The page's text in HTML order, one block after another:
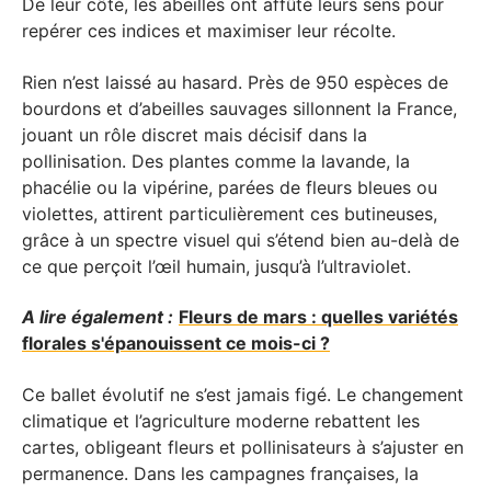
De leur côté, les abeilles ont affûté leurs sens pour
repérer ces indices et maximiser leur récolte.
Rien n’est laissé au hasard. Près de 950 espèces de
bourdons et d’abeilles sauvages sillonnent la France,
jouant un rôle discret mais décisif dans la
pollinisation. Des plantes comme la lavande, la
phacélie ou la vipérine, parées de fleurs bleues ou
violettes, attirent particulièrement ces butineuses,
grâce à un spectre visuel qui s’étend bien au-delà de
ce que perçoit l’œil humain, jusqu’à l’ultraviolet.
A lire également : Fleurs de mars : quelles variétés
florales s'épanouissent ce mois-ci ?
Ce ballet évolutif ne s’est jamais figé. Le changement
climatique et l’agriculture moderne rebattent les
cartes, obligeant fleurs et pollinisateurs à s’ajuster en
permanence. Dans les campagnes françaises, la